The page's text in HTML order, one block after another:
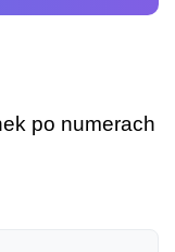
po numerach